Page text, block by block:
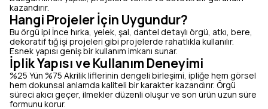
kazandırır.
Hangi Projeler İçin Uygundur?
Bu örgü ipi İnce hırka, yelek, şal, dantel detaylı örgü, atkı, bere,
dekoratif tığ işi projeleri gibi projelerde rahatlıkla kullanılır.
Esnek yapısı geniş bir kullanım imkanı sunar.
İplik Yapısı ve Kullanım Deneyimi
%25 Yün %75 Akrilik liflerinin dengeli birleşimi, ipliğe hem görsel
hem dokunsal anlamda kaliteli bir karakter kazandırır. Örgü
süreci akıcı geçer, ilmekler düzenli oluşur ve son ürün uzun süre
formunu korur.